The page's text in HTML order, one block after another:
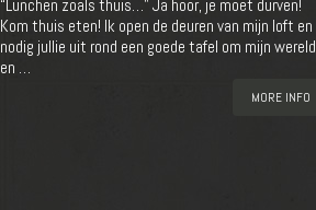
“Lunchen zoals thuis…” Ja hoor, je moet durven!
Kom thuis eten! Ik open de deuren van mijn loft en
nodig jullie uit rond een goede tafel om mijn wereld
en …
MORE INFO